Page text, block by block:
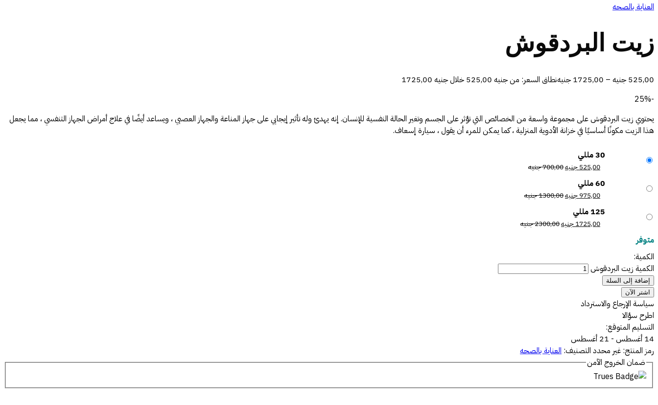
العناية بالصحه
زيت البردقوش
525,00 جنيه –
1725,00 جنيهنطاق السعر: من ⁦525,00 جنيه⁩ خلال ⁦1725,00 جنيه⁩
-25%
يحتوي زيت البردقوش على مجموعة واسعة من الخصائص التي تؤثر على الجسم وتغير الحالة النفسية للإنسان. إنه يهدئ وله تأثير إيجابي على جهاز المناعة والجهاز العصبي ، ويساعد أيضًا في علاج أمراض الجهاز التنفسي ، مما يجعل
هذا الزيت مكونًا أساسيًا في خزانة الأدوية المنزلية ، كما يمكن للمرء أن يقول ، سيارة إسعاف.
30 مللي
525,00جنيه700,00جنيه
60 مللي
975,00جنيه1300,00جنيه
125 مللي
1725,00جنيه2300,00جنيه
متوفر
الكمية:
الكمية زيت البردقوش
إضافة إلى السلة
اشتر الآن
سياسة الإرجاع والاسترداد
اطرح سؤالا
التسليم المتوقع:
14 أغسطس - 21 أغسطس
رمز المنتج: غير محدد التصنيف: العناية بالصحه
ضمان الخروج الآمن